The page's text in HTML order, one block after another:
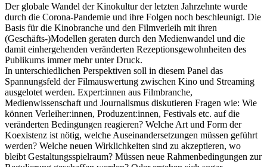
Der globale Wandel der Kinokultur der letzten Jahrzehnte wurde
durch die Corona-Pandemie und ihre Folgen noch beschleunigt. Die
Basis für die Kinobranche und den Filmverleih mit ihren
(Geschäfts-)Modellen geraten durch den Medienwandel und die
damit einhergehenden veränderten Rezeptionsgewohnheiten des
Publikums immer mehr unter Druck.
In unterschiedlichen Perspektiven soll in diesem Panel das
Spannungsfeld der Filmauswertung zwischen Kino und Streaming
ausgelotet werden. Expert:innen aus Filmbranche,
Medienwissenschaft und Journalismus diskutieren Fragen wie: Wie
können Verleiher:innen, Produzent:innen, Festivals etc. auf die
veränderten Bedingungen reagieren? Welche Art und Form der
Koexistenz ist nötig, welche Auseinandersetzungen müssen geführt
werden? Welche neuen Wirklichkeiten sind zu akzeptieren, wo
bleibt Gestaltungsspielraum? Müssen neue Rahmenbedingungen zur